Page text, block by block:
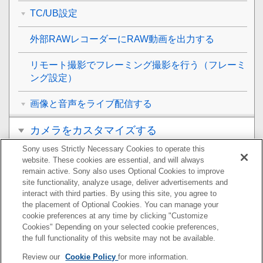
TC/UB設定
外部RAWレコーダーにRAW動画を出力する
リモート撮影でフレーミング撮影を行う（フレーミ
ング設定）
画像と音声をライブ配信する
カメラをカスタマイズする
再生する
カメラの設定を変更する
スマートフォンでできること
パソコンでできること
Sony uses Strictly Necessary Cookies to operate this
website. These cookies are essential, and will always
remain active. Sony also uses Optional Cookies to improve
site functionality, analyze usage, deliver advertisements and
interact with third parties. By using this site, you agree to
the placement of Optional Cookies. You can manage your
cookie preferences at any time by clicking "Customize
Cookies" Depending on your selected cookie preferences,
the full functionality of this website may not be available.
Review our Cookie Policyfor more information.